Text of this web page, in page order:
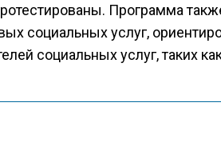
Программа
социальных услуг,
социальных услуг, таких